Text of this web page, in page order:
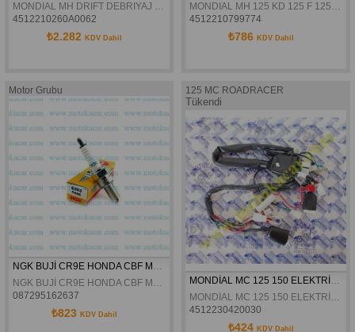
MONDIAL MH DRIFT DEBRIYAJ KOMPLE ORJINAL
4512210260A0062
₺2.282 KDV Dahil
MONDIAL MH 125 KD 125 F 125 DRİFT L VULTURE 125 İ PISTON SEKMAN SETI ORJINAL
4512210799774
₺786 KDV Dahil
Motor Grubu
NGK BUJİ CR9E HONDA CBF MONDİAL MC MR MH
NGK BUJİ CR9E HONDA CBF MONDİAL MC MR MH
087295162637
₺823 KDV Dahil
125 MC ROADRACER
Tükendi
MONDİAL MC 125 150 ELEKTRİK TESİSATI KOMPLE ORJİNAL
MONDİAL MC 125 150 ELEKTRİK TESİSATI KOMPLE ORJİNAL
4512230420030
₺424 KDV Dahil